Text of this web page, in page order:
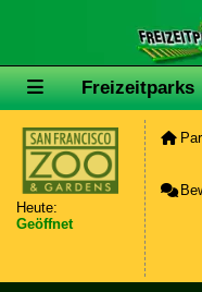
Freizeitparks
Heute:
Geöffnet